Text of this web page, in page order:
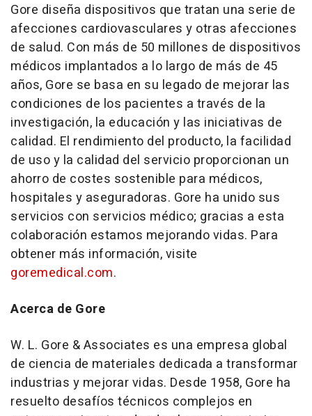
Gore diseña dispositivos que tratan una serie de
afecciones cardiovasculares y otras afecciones
de salud. Con más de 50 millones de dispositivos
médicos implantados a lo largo de más de 45
años, Gore se basa en su legado de mejorar las
condiciones de los pacientes a través de la
investigación, la educación y las iniciativas de
calidad. El rendimiento del producto, la facilidad
de uso y la calidad del servicio proporcionan un
ahorro de costes sostenible para médicos,
hospitales y aseguradoras. Gore ha unido sus
servicios con servicios médico; gracias a esta
colaboración estamos mejorando vidas. Para
obtener más información, visite
goremedical.com.
Acerca de Gore
W. L. Gore & Associates es una empresa global
de ciencia de materiales dedicada a transformar
industrias y mejorar vidas. Desde 1958, Gore ha
resuelto desafíos técnicos complejos en